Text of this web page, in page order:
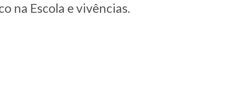
na Escola e vivências.